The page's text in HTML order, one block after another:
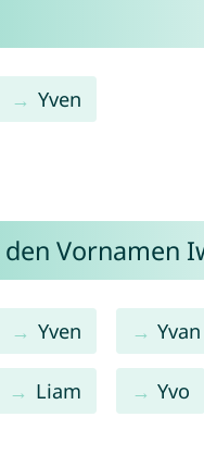
Yven
Vornamen
Yven Yvan
Liam Yvo